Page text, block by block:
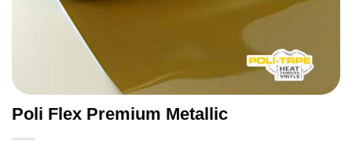
Poli Flex Premium Metallic